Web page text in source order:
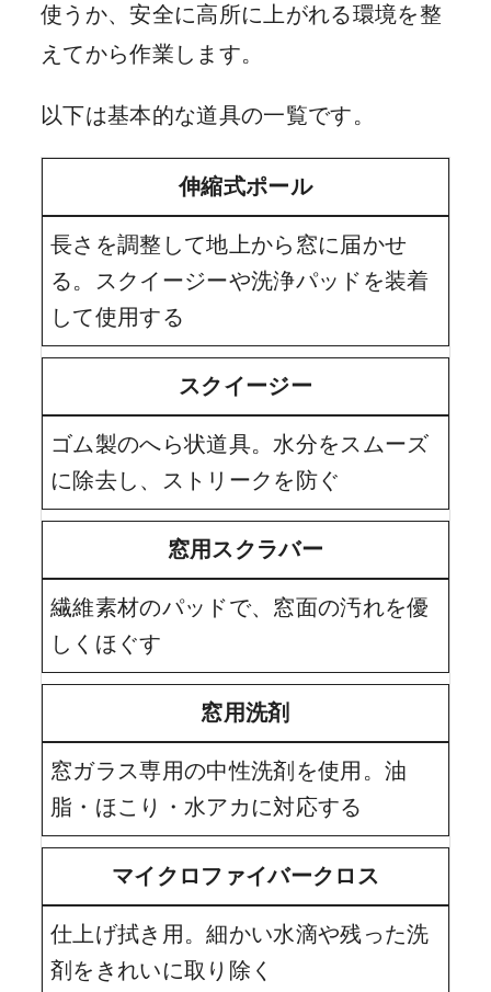
使うか、安全に高所に上がれる環境を整
えてから作業します。
以下は基本的な道具の一覧です。
伸縮式ポール
長さを調整して地上から窓に届かせ
る。スクイージーや洗浄パッドを装着
して使用する
スクイージー
ゴム製のへら状道具。水分をスムーズ
に除去し、ストリークを防ぐ
窓用スクラバー
繊維素材のパッドで、窓面の汚れを優
しくほぐす
窓用洗剤
窓ガラス専用の中性洗剤を使用。油
脂・ほこり・水アカに対応する
マイクロファイバークロス
仕上げ拭き用。細かい水滴や残った洗
剤をきれいに取り除く